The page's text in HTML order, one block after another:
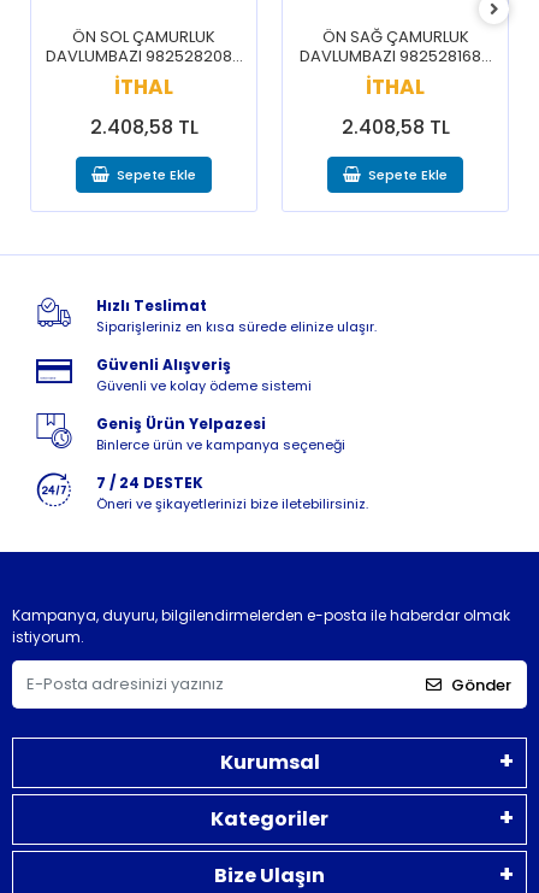
ÖN SOL ÇAMURLUK
DAVLUMBAZI 9825282080
/ 3008 5008 16-20
İTHAL
2.408,58 TL
Sepete Ekle
ÖN SAĞ ÇAMURLUK
DAVLUMBAZI 9825281680
/ 3008 5008 16-20
İTHAL
2.408,58 TL
Sepete Ekle
Hızlı Teslimat
Siparişleriniz en kısa sürede elinize ulaşır.
Güvenli Alışveriş
Güvenli ve kolay ödeme sistemi
Geniş Ürün Yelpazesi
Binlerce ürün ve kampanya seçeneği
7 / 24 DESTEK
Öneri ve şikayetlerinizi bize iletebilirsiniz.
Kampanya, duyuru, bilgilendirmelerden e-posta ile haberdar olmak
istiyorum.
Gönder
Kurumsal
Kategoriler
Bize Ulaşın